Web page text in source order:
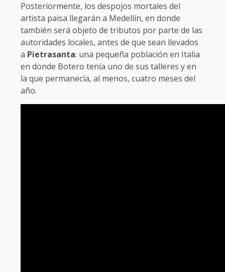
Posteriormente, los despojos mortales del
artista paisa llegarán a Medellín, en donde
también será objeto de tributos por parte de las
autoridades locales, antes de que sean llevados
a Pietrasanta: una pequeña población en Italia
en donde Botero tenía uno de sus talleres y en
la que permanecía, al menos, cuatro meses del
año.